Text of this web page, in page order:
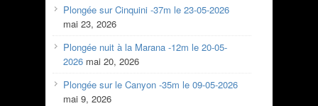
Plongée sur Cinquini -37m le 23-05-2026
mai 23, 2026
Plongée nuit à la Marana -12m le 20-05-
2026 mai 20, 2026
Plongée sur le Canyon -35m le 09-05-2026
mai 9, 2026